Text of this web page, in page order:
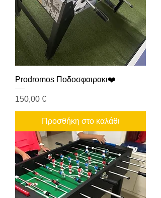
Prodromos Ποδοσφαιρακι❤️
Τιμή
150,00 €
Προσθήκη στο καλάθι